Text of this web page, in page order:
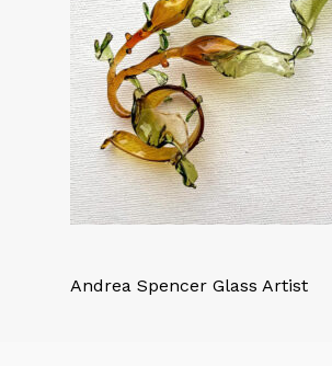
Andrea Spencer Glass Artist